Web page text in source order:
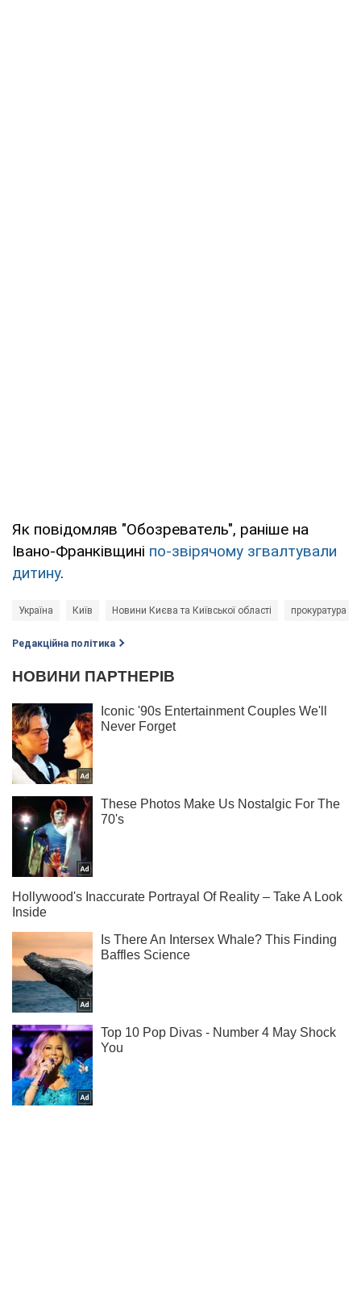
Як повідомляв "Обозреватель", раніше на
Івано-Франківщині по-звірячому згвалтували
дитину.
Україна Київ Новини Києва та Київської області прокуратура
Редакційна політика